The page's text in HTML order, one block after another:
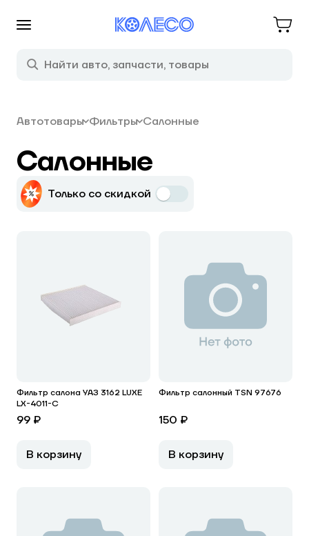
Автотовары Фильтры Салонные
Салонные
Только со скидкой
Фильтр салона УАЗ 3162 LUXE
LX-4011-С
99 ₽
В корзину
Фильтр салонный TSN 97676
150 ₽
В корзину